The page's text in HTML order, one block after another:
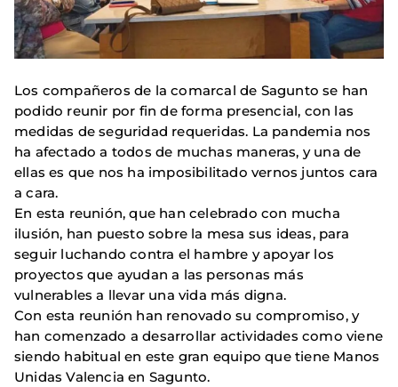
Los compañeros de la comarcal de Sagunto se han
podido reunir por fin de forma presencial, con las
medidas de seguridad requeridas. La pandemia nos
ha afectado a todos de muchas maneras, y una de
ellas es que nos ha imposibilitado vernos juntos cara
a cara.
En esta reunión, que han celebrado con mucha
ilusión, han puesto sobre la mesa sus ideas, para
seguir luchando contra el hambre y apoyar los
proyectos que ayudan a las personas más
vulnerables a llevar una vida más digna.
Con esta reunión han renovado su compromiso, y
han comenzado a desarrollar actividades como viene
siendo habitual en este gran equipo que tiene Manos
Unidas Valencia en Sagunto.